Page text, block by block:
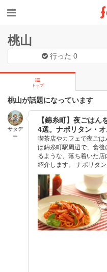
桃山
行った0
トップ
桃山が話題になっています
サタデ
ー
【錦糸町】夜ごはん
4選。ナポリタン・
喫茶店やカフェで夜ご
は錦糸町駅周辺で、食
るような、落ち着いた
紹介します。 ナポリタン...